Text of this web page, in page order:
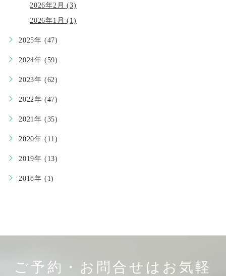
2026年2月 (3)
2026年1月 (1)
2025年 (47)
2024年 (59)
2023年 (62)
2022年 (47)
2021年 (35)
2020年 (11)
2019年 (13)
2018年 (1)
ご予約・お問合せはお気軽